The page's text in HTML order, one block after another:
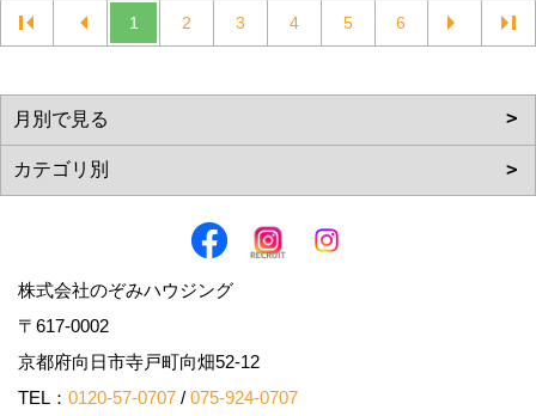
1 2 3 4 5 6
株式会社のぞみハウジング
〒617-0002
京都府向日市寺戸町向畑52-12
TEL： 0120-57-0707 / 075-924-0707